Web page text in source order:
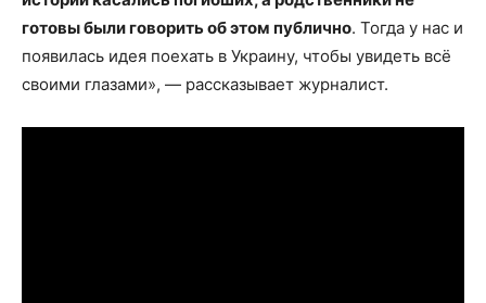
готовы были говорить об этом публично. Тогда у нас и
появилась идея поехать в Украину, чтобы увидеть всё
своими глазами», — рассказывает журналист.